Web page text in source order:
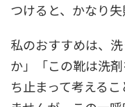
つけると、かなり失
私のおすすめは、
か」「この靴は洗
ち止まって考える